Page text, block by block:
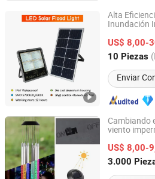
Alta
Inundación
US$ 8,00-
10 Piezas
Enviar
Shinefar Solar Co., Ltd
Zhejiang, China
Cambiando
viento
US$ 8,00-
3.000
Ningbo Weixin Houseware Co., Ltd.
Zhejiang, China